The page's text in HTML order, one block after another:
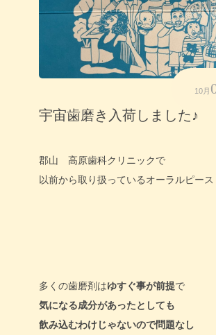
10月
宇宙歯磨き入荷しました♪
郡山 高原歯科クリニックで
以前から取り扱っているオーラルピース
多くの歯磨剤はゆすぐ事が前提で
気になる成分があったとしても
飲み込むわけじゃないので問題なし